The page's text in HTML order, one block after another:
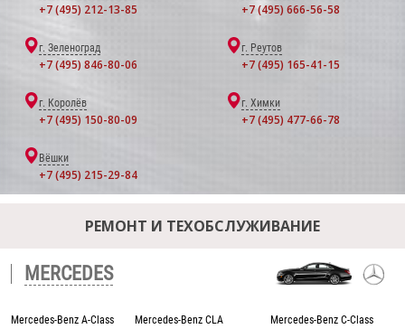
+7 (495) 212-13-85 +7 (495) 666-56-58
г. Зеленоград
+7 (495) 846-80-06
г. Реутов
+7 (495) 165-41-15
г. Королёв
+7 (495) 150-80-09
г. Химки
+7 (495) 477-66-78
Вёшки
+7 (495) 215-29-84
РЕМОНТ И ТЕХОБСЛУЖИВАНИЕ
MERCEDES
Mercedes-Benz A-Class Mercedes-Benz CLA Mercedes-Benz C-Class